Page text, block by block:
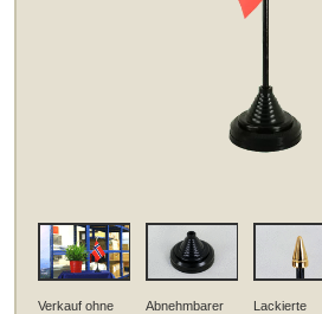
Verkauf ohne
Abnehmbarer
Lackierte